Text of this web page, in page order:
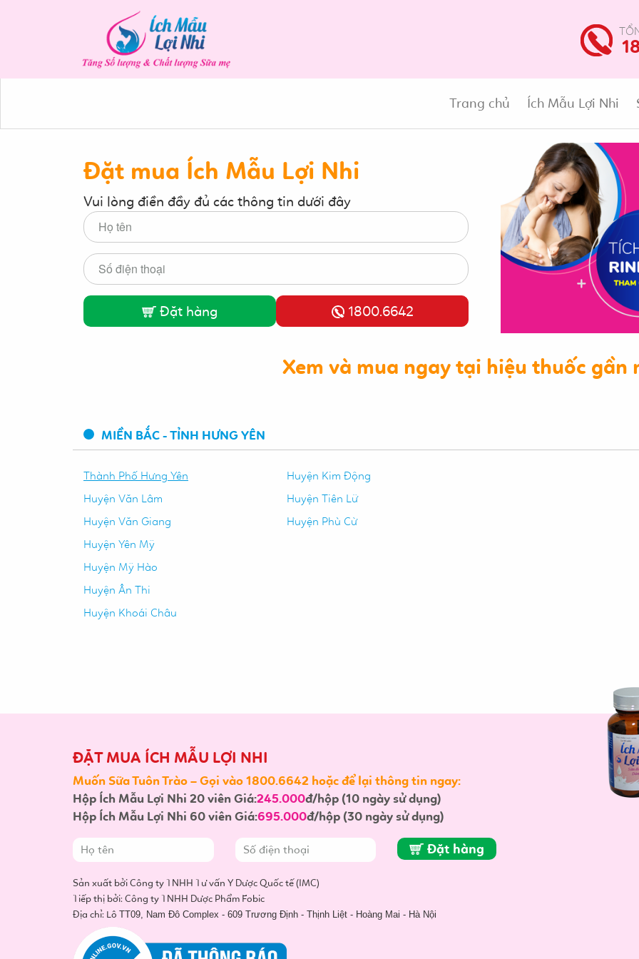
Trang chủ Ích Mẫu Lợi Nhi
Đặt mua Ích Mẫu Lợi Nhi
Vui lòng điền đầy đủ các thông tin dưới đây
Đặt hàng 1800.6642
Xem và mua ngay tại hiệu thuốc gần
MIỀN BẮC - TỈNH HƯNG YÊN
Thành Phố Hưng Yên
Huyện Văn Lâm
Huyện Văn Giang
Huyện Yên Mỹ
Huyện Mỹ Hào
Huyện Ân Thi
Huyện Khoái Châu
Huyện Kim Động
Huyện Tiên Lữ
Huyện Phù Cừ
ĐẶT MUA ÍCH MẪU LỢI NHI
Muốn Sữa Tuôn Trào – Gọi vào 1800.6642 hoặc để lại thông tin ngay:
Hộp Ích Mẫu Lợi Nhi 20 viên Giá:245.000đ/hộp (10 ngày sử dụng)
Hộp Ích Mẫu Lợi Nhi 60 viên Giá:695.000đ/hộp (30 ngày sử dụng)
Đặt hàng
Sản xuất bởi Công ty TNHH Tư vấn Y Dược Quốc tế (IMC)
Tiếp thị bởi: Công ty TNHH Dược Phẩm Fobic
Địa chỉ: Lô TT09, Nam Đô Complex - 609 Trương Định - Thịnh Liệt - Hoàng Mai - Hà Nội